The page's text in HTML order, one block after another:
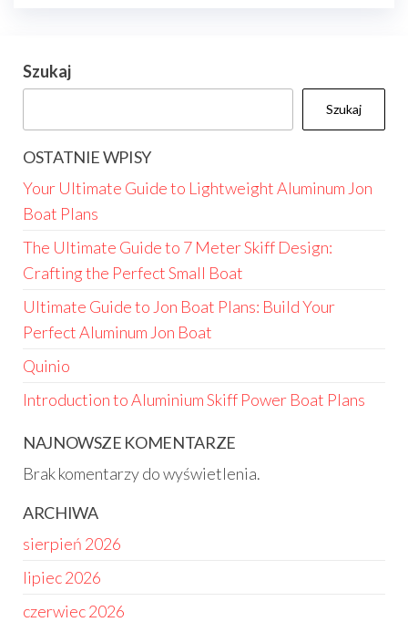
Szukaj
Szukaj
OSTATNIE WPISY
Your Ultimate Guide to Lightweight Aluminum Jon
Boat Plans
The Ultimate Guide to 7 Meter Skiff Design:
Crafting the Perfect Small Boat
Ultimate Guide to Jon Boat Plans: Build Your
Perfect Aluminum Jon Boat
Quinio
Introduction to Aluminium Skiff Power Boat Plans
NAJNOWSZE KOMENTARZE
Brak komentarzy do wyświetlenia.
ARCHIWA
sierpień 2026
lipiec 2026
czerwiec 2026